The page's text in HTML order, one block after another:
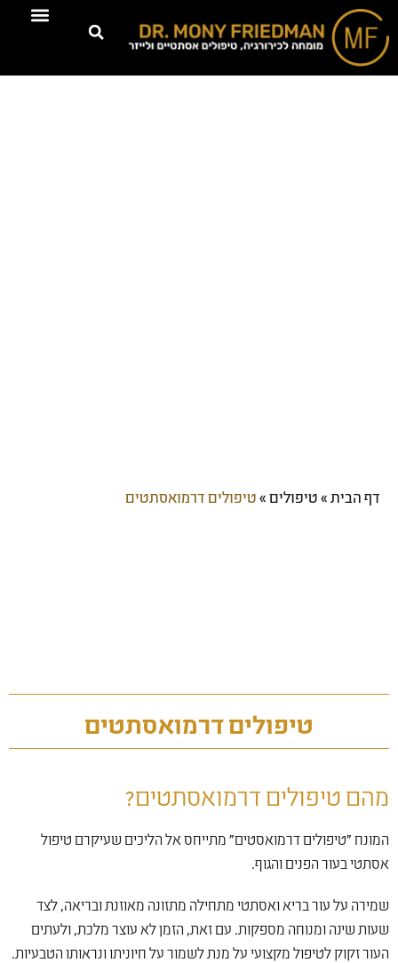
דף הבית » טיפולים » טיפולים דרמואסתטים
טיפולים דרמואסתטים
מהם טיפולים דרמואסתטים?
המונח "טיפולים דרמואסטים" מתייחס אל הליכים שעיקרם טיפול
אסתטי בעור הפנים והגוף.
שמירה על עור בריא ואסתטי מתחילה מתזונה מאוזנת ובריאה, לצד
שעות שינה ומנוחה מספקות. עם זאת, הזמן לא עוצר מלכת, ולעתים
העור זקוק לטיפול מקצועי על מנת לשמור על חיוניתו ונראותו הטבעיות.